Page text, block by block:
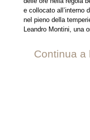
e collocato all’interno
nel pieno della
Leandro Montini, una
Continua a